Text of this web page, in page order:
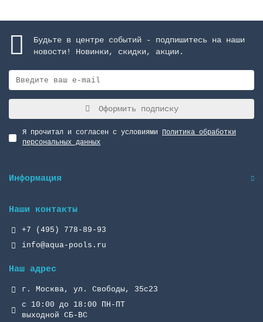
Будьте в центре событий - подпишитесь на наши
новости! Новинки, скидки, акции.
Оформить подписку
Я прочитал и согласен с условиями Политика обработки
персональных данных
Информация
Наши контакты
+7 (495) 778-89-93
info@aqua-pools.ru
Наш адрес
г. Москва, ул. Свободы, 35с23
с 10:00 до 18:00 ПН-ПТ
выходной СБ-ВС